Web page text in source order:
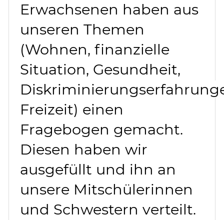
Erwachsenen haben aus
unseren Themen
(Wohnen, finanzielle
Situation, Gesundheit,
Freizeit) einen
Fragebogen gemacht.
Diesen haben wir
ausgefüllt und ihn an
unsere Mitschülerinnen
und Schwestern verteilt.